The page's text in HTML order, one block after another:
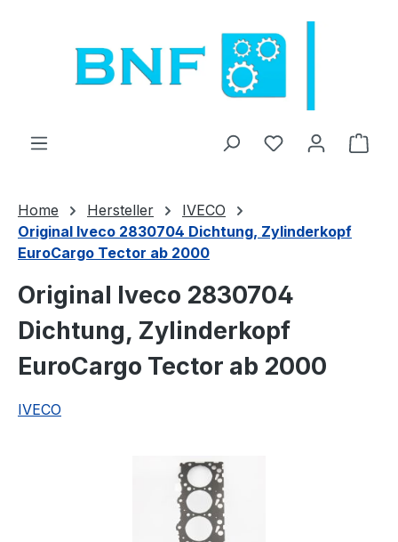
Du hast 0
Home Hersteller
IVECO
Original Iveco 2830704 Dichtung, Zylinderkopf
EuroCargo Tector ab 2000
Original Iveco 2830704
Dichtung, Zylinderkopf
EuroCargo Tector ab 2000
IVECO
Bildergalerie überspringen